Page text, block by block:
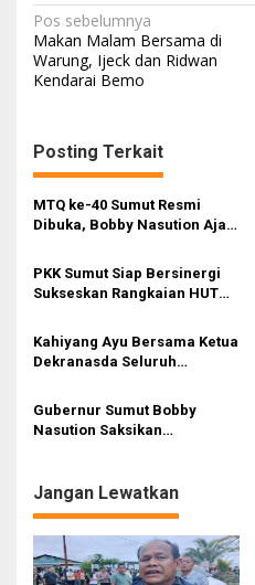
N
a
v
g
a
s
p
o
s
Pos sebelumnya
Makan Malam Bersama di
Warung, Ijeck dan Ridwan
Kendarai Bemo
Posting Terkait
MTQ ke-40 Sumut Resmi
Dibuka, Bobby Nasution Ajak
Alquran dalam
Pembangunan
PKK Sumut Siap Bersinergi
Sukseskan Rangkaian HUT
Kahiyang Ayu Bersama Ketua
Dekranasda Seluruh
Gubernur Sumut Bobby
Nasution Saksikan
Jangan Lewatkan